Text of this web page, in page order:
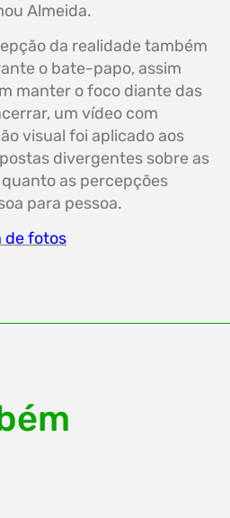
Almeida.
da realidade também
o bate-papo, assim
manter o foco diante das
um vídeo com
visual foi aplicado aos
divergentes sobre as
as percepções
para pessoa.
de fotos